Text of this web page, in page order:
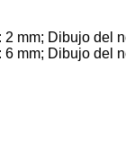
mm; Dibujo del
mm; Dibujo del